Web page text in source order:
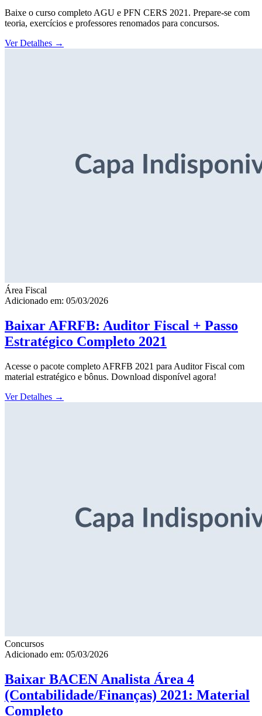
Baixe o curso completo AGU e PFN CERS 2021. Prepare-se com
teoria, exercícios e professores renomados para concursos.
Ver Detalhes →
Área Fiscal
Adicionado em: 05/03/2026
Baixar AFRFB: Auditor Fiscal + Passo
Estratégico Completo 2021
Acesse o pacote completo AFRFB 2021 para Auditor Fiscal com
material estratégico e bônus. Download disponível agora!
Ver Detalhes →
Concursos
Adicionado em: 05/03/2026
Baixar BACEN Analista Área 4
(Contabilidade/Finanças) 2021: Material
Completo